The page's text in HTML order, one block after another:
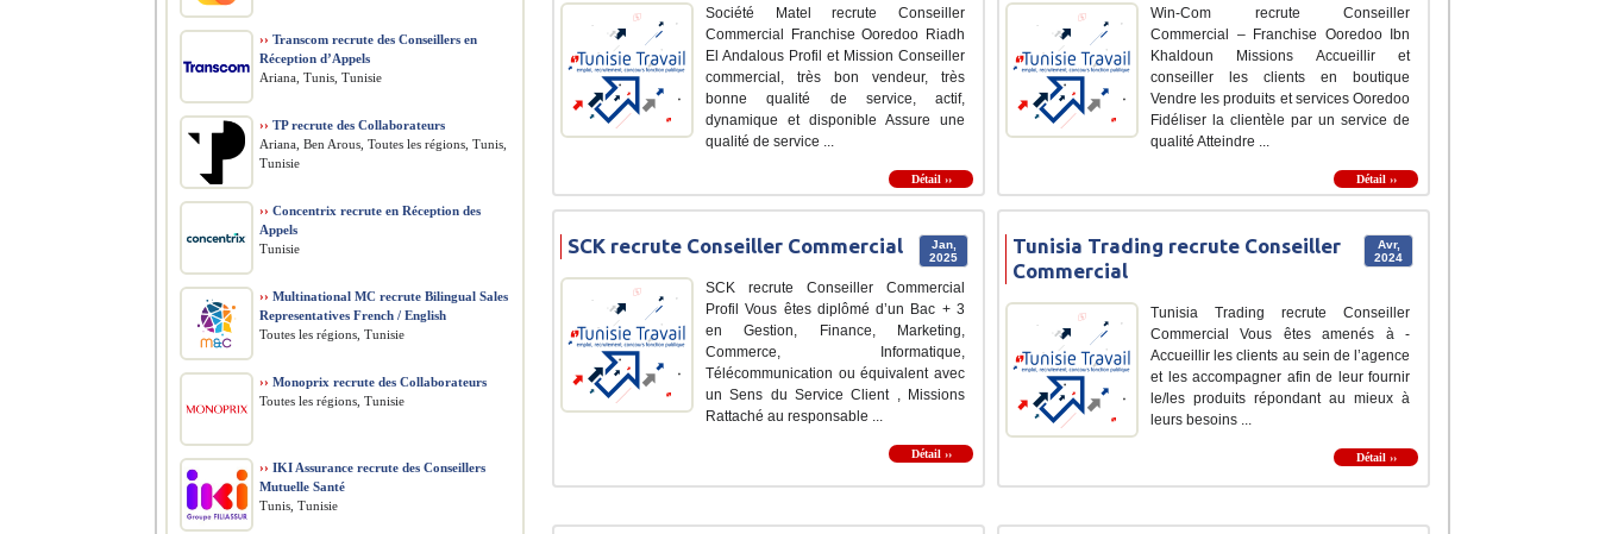
Société Matel recrute Conseiller
Commercial Franchise Ooredoo Riadh
El Andalous Profil et Mission Conseiller
commercial, très bon vendeur, très
bonne qualité de service, actif,
dynamique et disponible Assure une
qualité de service ...
Détail ››
Win-Com recrute Conseiller
Commercial – Franchise Ooredoo Ibn
Khaldoun Missions Accueillir et
conseiller les clients en boutique
Vendre les produits et services Ooredoo
Fidéliser la clientèle par un service de
qualité Atteindre ...
Détail ››
Jan,
2025
SCK recrute Conseiller Commercial
SCK recrute Conseiller Commercial
Profil Vous êtes diplômé d’un Bac + 3
en Gestion, Finance, Marketing,
Commerce, Informatique,
Télécommunication ou équivalent avec
un Sens du Service Client , Missions
Rattaché au responsable ...
Détail ››
Avr,
2024
Tunisia Trading recrute Conseiller
Commercial
Tunisia Trading recrute Conseiller
Commercial Vous êtes amenés à -
Accueillir les clients au sein de l’agence
et les accompagner afin de leur fournir
le/les produits répondant au mieux à
leurs besoins ...
Détail ››
›› Transcom recrute des Conseillers en
Réception d’Appels
Ariana, Tunis, Tunisie
›› TP recrute des Collaborateurs
Ariana, Ben Arous, Toutes les régions, Tunis,
Tunisie
›› Concentrix recrute en Réception des
Appels
Tunisie
›› Multinational MC recrute Bilingual Sales
Representatives French / English
Toutes les régions, Tunisie
›› Monoprix recrute des Collaborateurs
Toutes les régions, Tunisie
›› IKI Assurance recrute des Conseillers
Mutuelle Santé
Tunis, Tunisie